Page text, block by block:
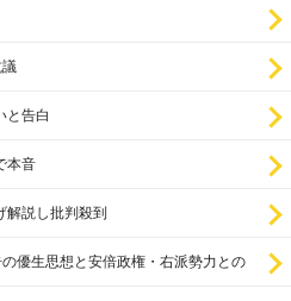
と告白
本音
解説し批判殺到
優生思想と安倍政権・右派勢力との